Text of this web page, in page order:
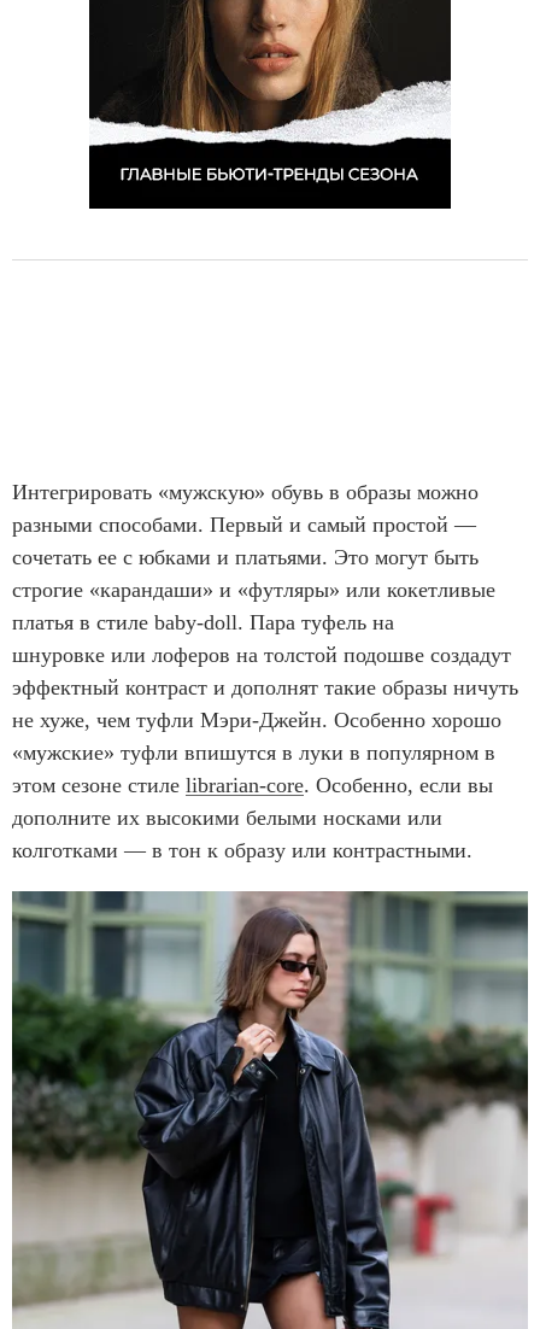
Интегрировать «мужскую» обувь в образы можно
разными способами. Первый и самый простой —
сочетать ее с юбками и платьями. Это могут быть
строгие «карандаши» и «футляры» или кокетливые
платья в стиле baby-doll. Пара туфель на
шнуровке или лоферов на толстой подошве создадут
эффектный контраст и дополнят такие образы ничуть
не хуже, чем туфли Мэри-Джейн. Особенно хорошо
«мужские» туфли впишутся в луки в популярном в
этом сезоне стиле librarian-core. Особенно, если вы
дополните их высокими белыми носками или
колготками — в тон к образу или контрастными.